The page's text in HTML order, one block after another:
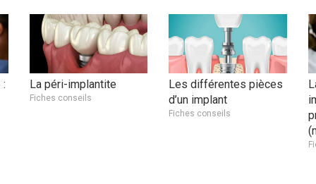
La péri-implantite
Fiches conseils
Les différentes pièces
d’un implant
Fiches conseils